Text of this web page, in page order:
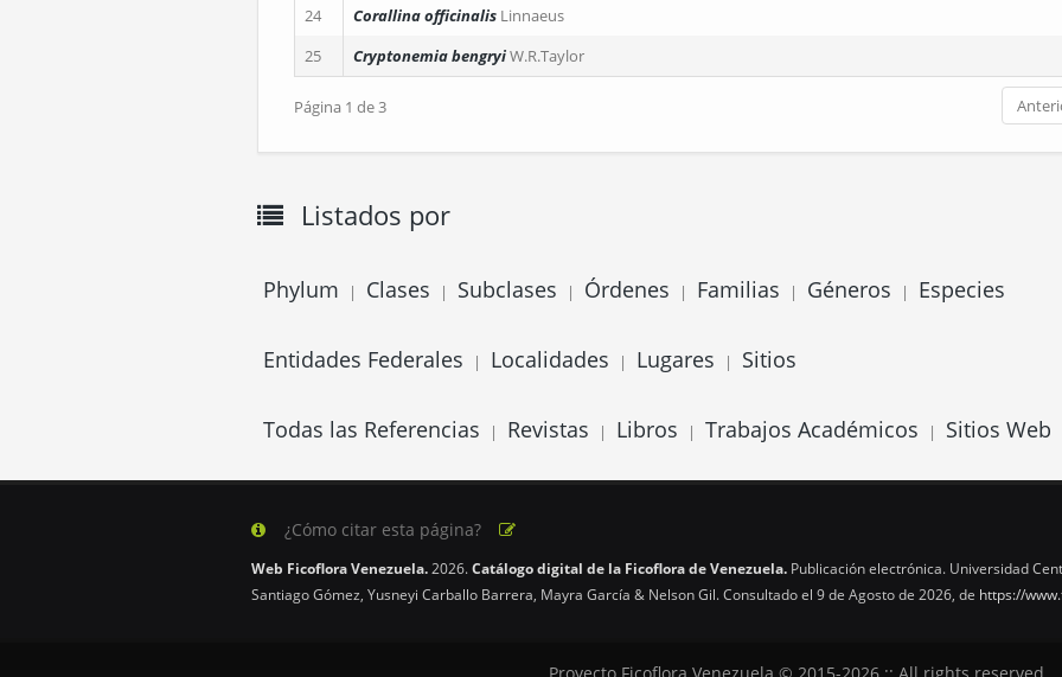
24
Corallina officinalis Linnaeus
25
Cryptonemia bengryiW.R.Taylor
Página 1 de 3
Listados por
Phylum | Clases | Subclases | Órdenes | Familias | Géneros | Especies
Entidades Federales | Localidades | Lugares | Sitios
Todas las Referencias | Revistas | Libros | Trabajos Académicos | Sitios Web
¿Cómo citar esta página?
Web Ficoflora Venezuela.2026.Catálogo digital de la Ficoflora de Venezuela. Publicación electrónica. Universidad
Santiago Gómez, Yusneyi Carballo Barrera, Mayra García & Nelson Gil. Consultado el 9 de Agosto de 2026, de https://